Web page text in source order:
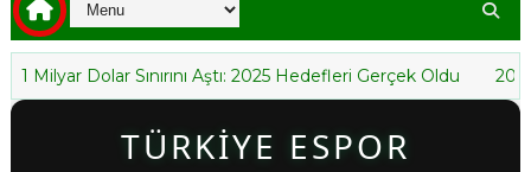
Sınırını Aştı: 2025 Hedefleri Gerçek Oldu 2025’te
TÜRKİYE ESPOR